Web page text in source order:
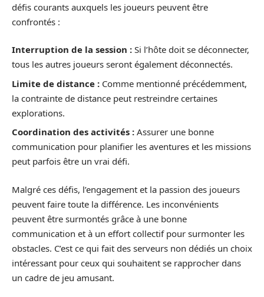
défis courants auxquels les joueurs peuvent être
confrontés :
Interruption de la session : Si l’hôte doit se déconnecter,
tous les autres joueurs seront également déconnectés.
Limite de distance : Comme mentionné précédemment,
la contrainte de distance peut restreindre certaines
explorations.
Coordination des activités : Assurer une bonne
communication pour planifier les aventures et les missions
peut parfois être un vrai défi.
Malgré ces défis, l’engagement et la passion des joueurs
peuvent faire toute la différence. Les inconvénients
peuvent être surmontés grâce à une bonne
communication et à un effort collectif pour surmonter les
obstacles. C’est ce qui fait des serveurs non dédiés un choix
intéressant pour ceux qui souhaitent se rapprocher dans
un cadre de jeu amusant.